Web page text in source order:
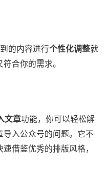
的内容进行个性化调整就
合你的需求。
文章功能，你可以轻松解
导入公众号的问题。它不
借鉴优秀的排版风格，